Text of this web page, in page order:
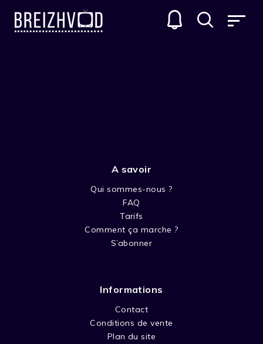
Terry Dyddgen-Jones
A savoir
Qui sommes-nous ?
FAQ
Tarifs
Comment ça marche ?
S’abonner
Informations
Contact
Conditions de vente
Plan du site